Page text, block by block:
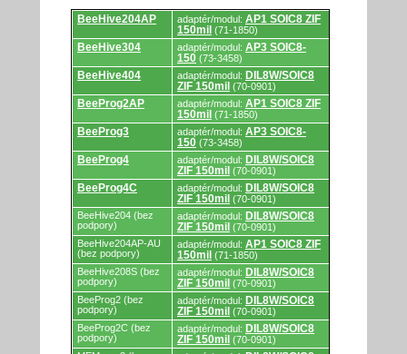
Podporovaný
programátormi
a
programovacími
BeeHive204AP adaptér/modul: AP1 SOIC8 ZIF
150mil (71-1850)
BeeHive304 adaptér/modul: AP3 SOIC8-
150 (73-3458)
BeeHive404 adaptér/modul: DIL8W/SOIC8
ZIF 150mil (70-0901)
BeeProg2AP adaptér/modul: AP1 SOIC8 ZIF
150mil (71-1850)
BeeProg3 adaptér/modul: AP3 SOIC8-
150 (73-3458)
BeeProg4 adaptér/modul: DIL8W/SOIC8
ZIF 150mil (70-0901)
BeeProg4C adaptér/modul: DIL8W/SOIC8
ZIF 150mil (70-0901)
BeeHive204 (bez
podpory)
adaptér/modul: DIL8W/SOIC8
ZIF 150mil (70-0901)
BeeHive204AP-AU
(bez podpory)
adaptér/modul: AP1 SOIC8 ZIF
150mil (71-1850)
BeeHive208S (bez
podpory)
adaptér/modul: DIL8W/SOIC8
ZIF 150mil (70-0901)
BeeProg2 (bez
podpory)
adaptér/modul: DIL8W/SOIC8
ZIF 150mil (70-0901)
BeeProg2C (bez
podpory)
adaptér/modul: DIL8W/SOIC8
ZIF 150mil (70-0901)